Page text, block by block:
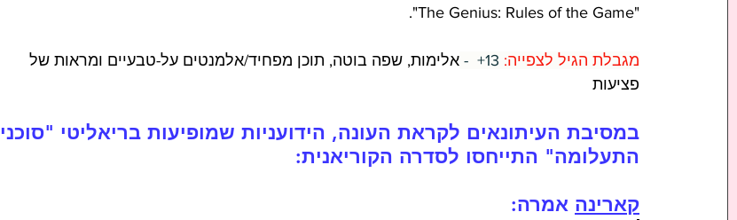
"The Genius: Rules of the Game".
מגבלת הגיל לצפייה:
אלימות, שפה בוטה, תוכן מפחיד/אלמנטים על-טבעיים ומראות של
פציעות
במסיבת העיתונאים לקראת העונה, הידועניות שמופיעות בריאליטי "סוכני
התעלומה" התייחסו לסדרה הקוריאנית:
קארינה אמרה: